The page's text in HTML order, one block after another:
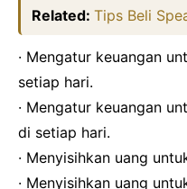
Related: Tips Beli
· Mengatur keuangan
setiap hari.
· Mengatur keuangan
di setiap hari.
· Menyisihkan uang
· Menyisihkan uang